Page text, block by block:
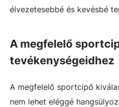
élvezetesebbé és kevésbé
A megfelelő
tevékenységeidhez
A megfelelő sportcipő
nem lehet eléggé